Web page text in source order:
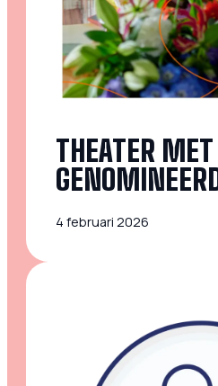
THEATER
4 februari 2026